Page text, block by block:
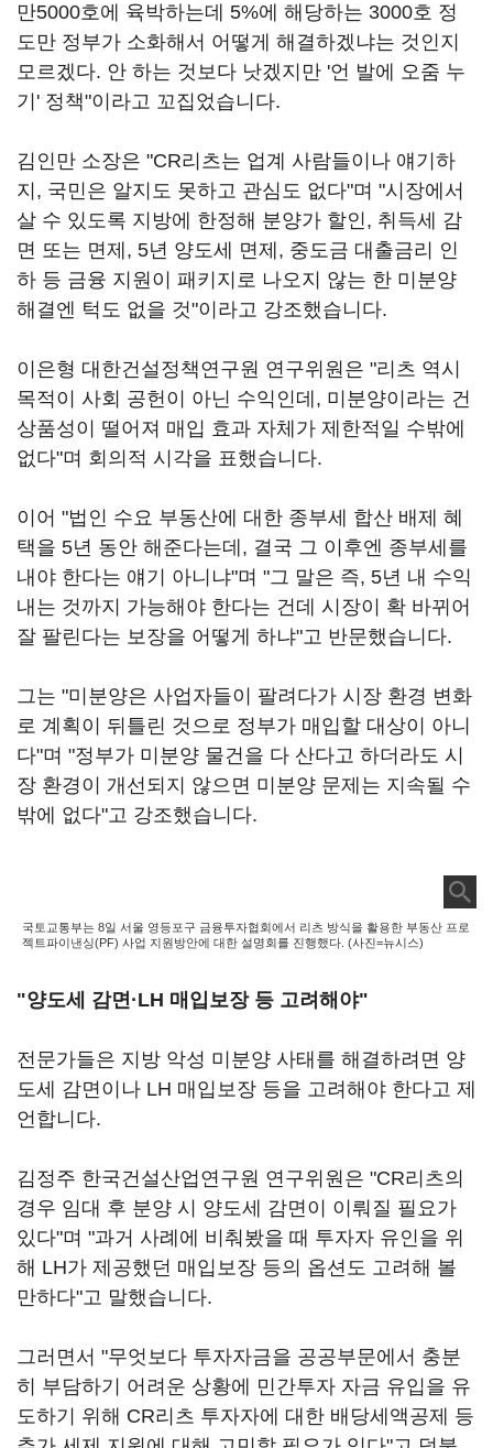
만5000호에 육박하는데 5%에 해당하는 3000호 정
도만 정부가 소화해서 어떻게 해결하겠냐는 것인지
모르겠다. 안 하는 것보다 낫겠지만 '언 발에 오줌 누
기' 정책"이라고 꼬집었습니다.
김인만 소장은 "CR리츠는 업계 사람들이나 얘기하
지, 국민은 알지도 못하고 관심도 없다"며 "시장에서
살 수 있도록 지방에 한정해 분양가 할인, 취득세 감
면 또는 면제, 5년 양도세 면제, 중도금 대출금리 인
하 등 금융 지원이 패키지로 나오지 않는 한 미분양
해결엔 턱도 없을 것"이라고 강조했습니다.
이은형 대한건설정책연구원 연구위원은 "리츠 역시
목적이 사회 공헌이 아닌 수익인데, 미분양이라는 건
상품성이 떨어져 매입 효과 자체가 제한적일 수밖에
없다"며 회의적 시각을 표했습니다.
이어 "법인 수요 부동산에 대한 종부세 합산 배제 혜
택을 5년 동안 해준다는데, 결국 그 이후엔 종부세를
내야 한다는 얘기 아니냐"며 "그 말은 즉, 5년 내 수익
내는 것까지 가능해야 한다는 건데 시장이 확 바뀌어
잘 팔린다는 보장을 어떻게 하냐"고 반문했습니다.
그는 "미분양은 사업자들이 팔려다가 시장 환경 변화
로 계획이 뒤틀린 것으로 정부가 매입할 대상이 아니
다"며 "정부가 미분양 물건을 다 산다고 하더라도 시
장 환경이 개선되지 않으면 미분양 문제는 지속될 수
밖에 없다"고 강조했습니다.
국토교통부는 8일 서울 영등포구 금융투자협회에서 리츠 방식을 활용한 부동산 프로
젝트파이낸싱(PF) 사업 지원방안에 대한 설명회를 진행했다. (사진=뉴시스)
"양도세 감면·LH 매입보장 등 고려해야"
전문가들은 지방 악성 미분양 사태를 해결하려면 양
도세 감면이나 LH 매입보장 등을 고려해야 한다고 제
언합니다.
김정주 한국건설산업연구원 연구위원은 "CR리츠의
경우 임대 후 분양 시 양도세 감면이 이뤄질 필요가
있다"며 "과거 사례에 비춰봤을 때 투자자 유인을 위
해 LH가 제공했던 매입보장 등의 옵션도 고려해 볼
만하다"고 말했습니다.
그러면서 "무엇보다 투자자금을 공공부문에서 충분
히 부담하기 어려운 상황에 민간투자 자금 유입을 유
도하기 위해 CR리츠 투자자에 대한 배당세액공제 등